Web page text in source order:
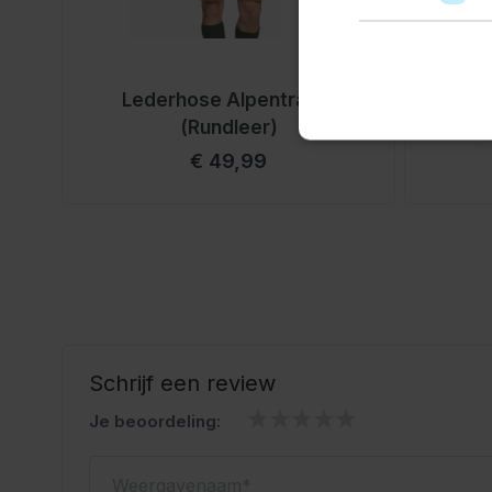
comfortabele pasvorm. De bruine basis met oranje
broek heren een opvallende look die direct past bij
Hierdoor creëer je eenvoudig een complete
en andere Beierse themafeesten. Dankzij het lange
draag je deze broek moeiteloos tijdens lange
Combineer met een
Lederhose Alpentraum
(Rundleer)
€ 49,99
Schrijf een review
Je beoordeling: